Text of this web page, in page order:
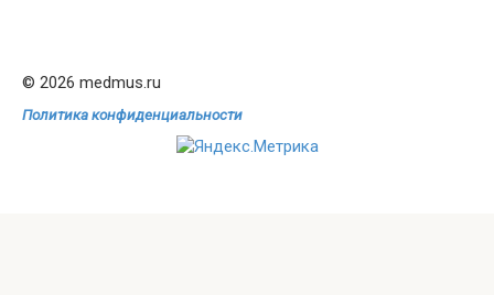
© 2026 medmus.ru
Политика конфиденциальности